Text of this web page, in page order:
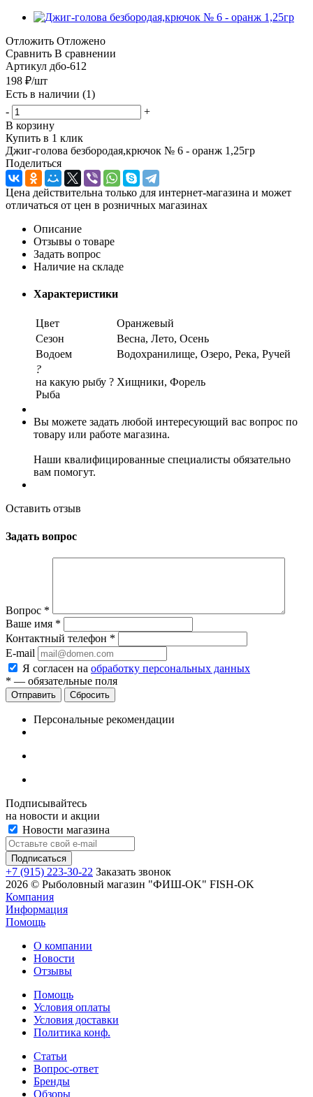
Отложить Отложено
Сравнить В сравнении
Артикул дбо-612
198 ₽/шт
Есть в наличии (1)
-
+
В корзину
Купить в 1 клик
Джиг-голова безбородая,крючок № 6 - оранж 1,25гр
Поделиться
Цена действительна только для интернет-магазина и может
отличаться от цен в розничных магазинах
Описание
Отзывы о товаре
Задать вопрос
Наличие на складе
Характеристики
Цвет
Оранжевый
Сезон
Весна, Лето, Осень
Водоем
Водохранилище, Озеро, Река, Ручей
?
на какую рыбу ?
Рыба
Хищники, Форель
Вы можете задать любой интересующий вас вопрос по
товару или работе магазина.
Наши квалифицированные специалисты обязательно
вам помогут.
Оставить отзыв
Задать вопрос
Вопрос *
Ваше имя *
Контактный телефон *
E-mail
Я согласен на обработку персональных данных
* — обязательные поля
Сбросить
Персональные рекомендации
Подписывайтесь
на новости и акции
Новости магазина
+7 (915) 223-30-22 Заказать звонок
2026 © Рыболовный магазин "ФИШ-OK" FISH-OK
Компания
Информация
Помощь
О компании
Новости
Отзывы
Помощь
Условия оплаты
Условия доставки
Политика конф.
Статьи
Вопрос-ответ
Бренды
Обзоры